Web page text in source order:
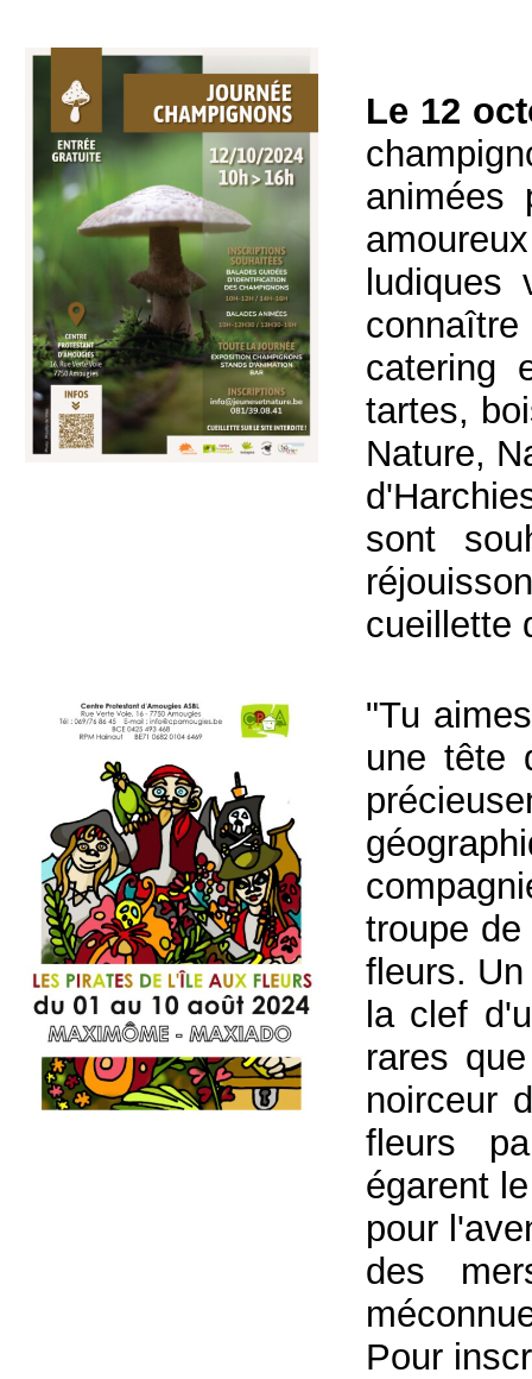
Le 12
animées
catering
tartes,
Nature,
sont
cueillette
"Tu
une tête
troupe
fleurs.
la clef
rares
noirceur
fleurs
égarent
pour
des
Pour